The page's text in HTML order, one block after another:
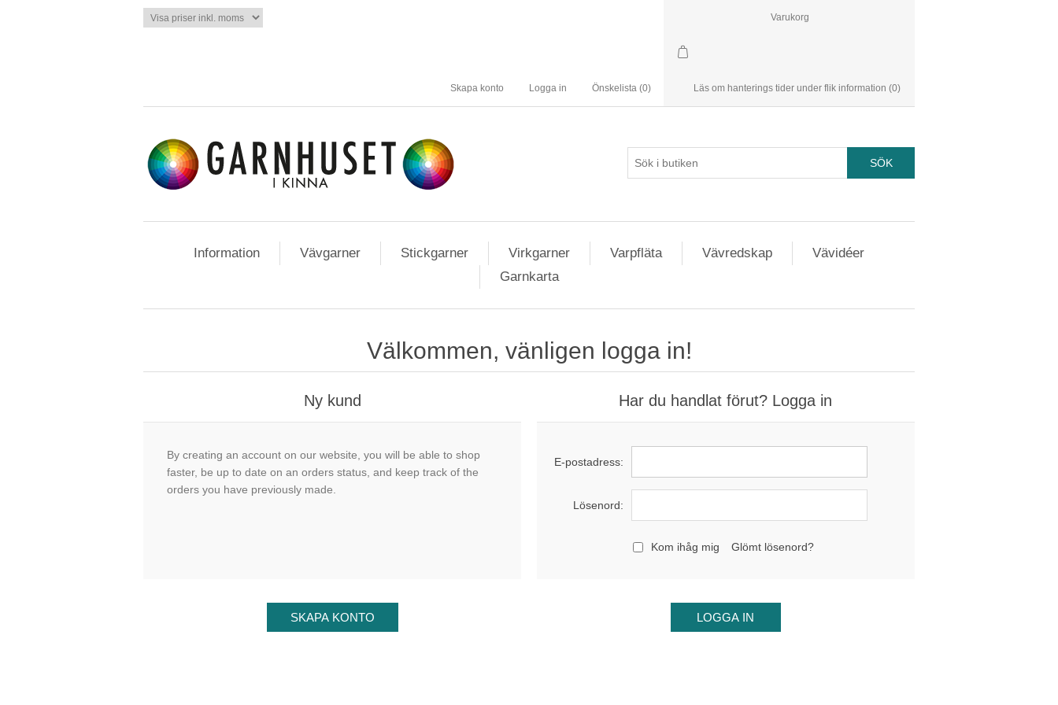
Skapa konto Logga in Önskelista (0)
Varukorg
Läs om hanterings tider under flik information (0)
Information Vävgarner Stickgarner Virkgarner Varpfläta Vävredskap
Vävidéer
Garnkarta
Välkommen, vänligen logga in!
Ny kund
By creating an account on our website, you will be able to shop
faster, be up to date on an orders status, and keep track of the
orders you have previously made.
Har du handlat förut? Logga in
E-postadress:
Lösenord:
Kom ihåg mig Glömt lösenord?